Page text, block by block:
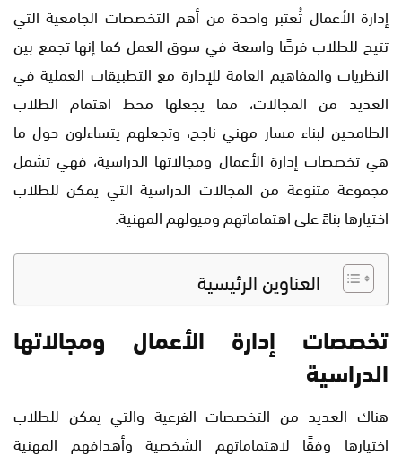
إدارة الأعمال تُعتبر واحدة من أهم التخصصات الجامعية التي
تتيح للطلاب فرصًا واسعة في سوق العمل كما إنها تجمع بين
النظريات والمفاهيم العامة للإدارة مع التطبيقات العملية في
العديد من المجالات، مما يجعلها محط اهتمام الطلاب
الطامحين لبناء مسار مهني ناجح، وتجعلهم يتساءلون حول ما
هي تخصصات إدارة الأعمال ومجالاتها الدراسية، فهي تشمل
مجموعة متنوعة من المجالات الدراسية التي يمكن للطلاب
اختيارها بناءً على اهتماماتهم وميولهم المهنية.
العناوين الرئيسية
تخصصات إدارة الأعمال ومجالاتها
الدراسية
هناك العديد من التخصصات الفرعية والتي يمكن للطلاب
اختيارها وفقًا لاهتماماتهم الشخصية وأهدافهم المهنية